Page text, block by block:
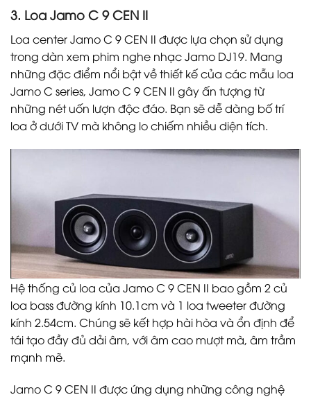
3. Loa Jamo C 9 CEN II
Loa center Jamo C 9 CEN II được lựa chọn sử dụng
trong dàn xem phim nghe nhạc Jamo DJ19. Mang
những đặc điểm nổi bật về thiết kế của các mẫu loa
Jamo C series, Jamo C 9 CEN II gây ấn tượng từ
những nét uốn lượn độc đáo. Bạn sẽ dễ dàng bố trí
loa ở dưới TV mà không lo chiếm nhiều diện tích.
Hệ thống củ loa của Jamo C 9 CEN II bao gồm 2 củ
loa bass đường kính 10.1cm và 1 loa tweeter đường
kính 2.54cm. Chúng sẽ kết hợp hài hòa và ổn định để
tái tạo đầy đủ dải âm, với âm cao mượt mà, âm trầm
mạnh mẽ.
Jamo C 9 CEN II được ứng dụng những công nghệ